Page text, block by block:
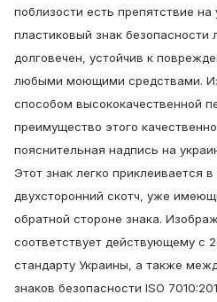
поблизости есть препятствие на
пластиковый знак безопасности
долговечен, устойчив к
любыми моющими средствами.
способом высококачественной
преимущество этого
пояснительная надпись на
Этот знак легко приклеивается
двухсторонний скотч, уже
обратной стороне знака.
соответствует действующему с
стандарту Украины, а также
знаков безопасности ISO